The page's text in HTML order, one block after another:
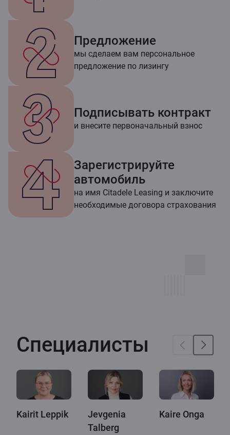
Предложение
мы сделаем вам персональное
предложение по лизингу
Подписывать контракт
и внесите первоначальный взнос
Зарегистрируйте
автомобиль
на имя Citadele Leasing и заключите
необходимые договора страхования
Специалисты
Kairit Leppik
Jevgenia
Talberg
Kaire Onga